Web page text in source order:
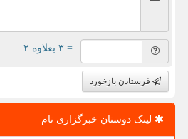
= ۳ بعلاوه ۲
فرستادن بازخورد
لینک دوستان خبرگزاری نام